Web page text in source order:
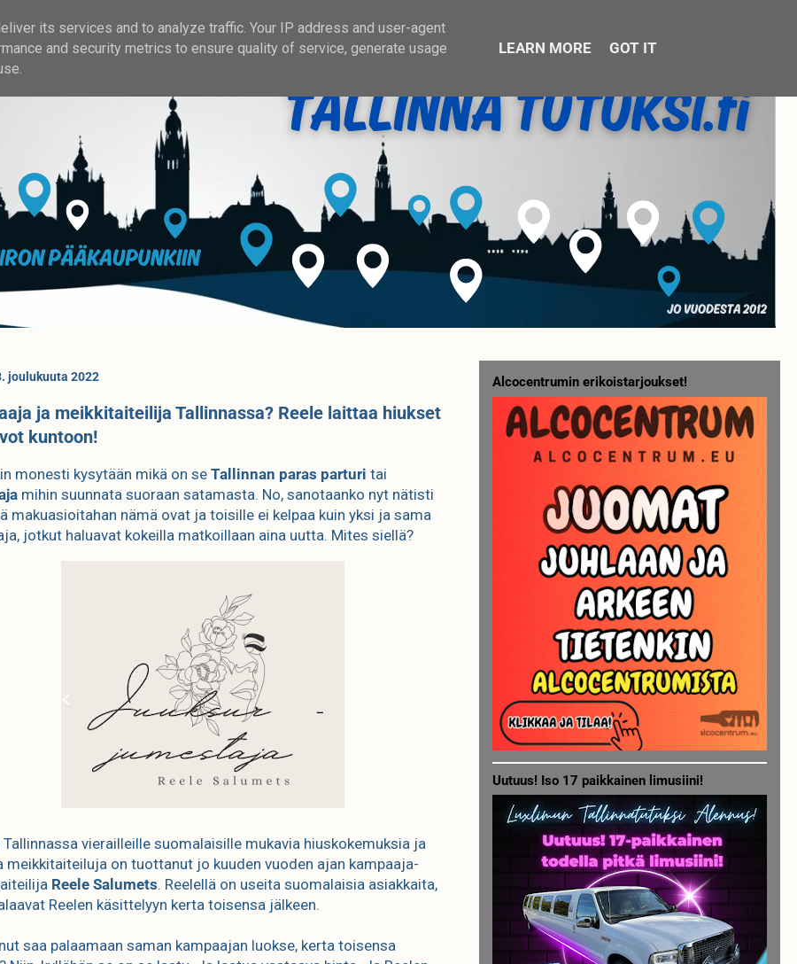
joulukuuta 2022
ja meikkitaiteilija Tallinnassa? Reele laittaa hiukset
kuntoon!
monesti kysytään mikä on se Tallinnan paras parturi tai
mihin suunnata suoraan satamasta. No, sanotaanko nyt nätisti
makuasioitahan nämä ovat ja toisille ei kelpaa kuin yksi ja sama
jotkut haluavat kokeilla matkoillaan aina uutta. Mites siellä?
Tallinnassa vierailleille suomalaisille mukavia hiuskokemuksia ja
meikkitaiteiluja on tuottanut jo kuuden vuoden ajan kampaaja-
Reele Salumets. Reelellä on useita suomalaisia asiakkaita,
Reelen käsittelyyn kerta toisensa jälkeen.
saa palaamaan saman kampaajan luokse, kerta toisensa
Alcocentrumin erikoistarjoukset!
Uutuus! Iso 17 paikkainen limusiini!
its services and to analyze traffic. Your IP address and user-agent
and security metrics to ensure quality of service, generate usage
LEARN MORE GOT IT